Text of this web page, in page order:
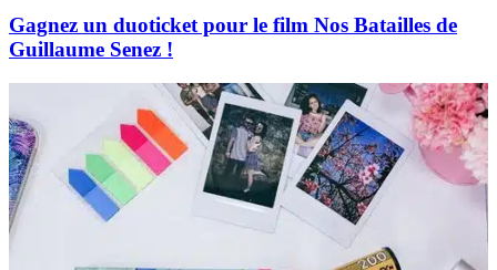
Gagnez un duoticket pour le film Nos Batailles de
Guillaume Senez !